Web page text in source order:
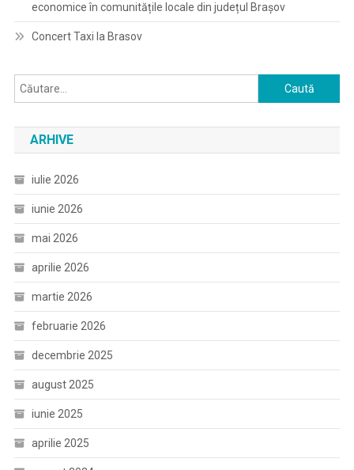
economice în comunitățile locale din județul Brașov
Concert Taxi la Brasov
Caută
după:
ARHIVE
iulie 2026
iunie 2026
mai 2026
aprilie 2026
martie 2026
februarie 2026
decembrie 2025
august 2025
iunie 2025
aprilie 2025